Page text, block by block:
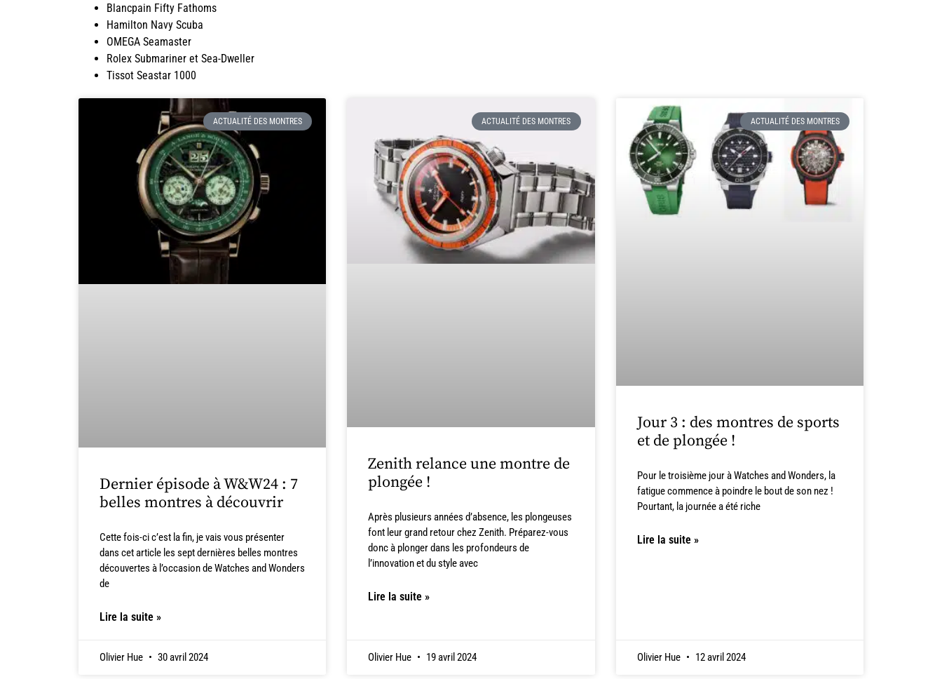
Blancpain Fifty Fathoms
Hamilton Navy Scuba
OMEGA Seamaster
Rolex Submariner et Sea-Dweller
Tissot Seastar 1000
ACTUALITÉ DES MONTRES
Dernier épisode à W&W24 : 7
belles montres à découvrir
Cette fois-ci c’est la fin, je vais vous présenter
dans cet article les sept dernières belles montres
découvertes à l’occasion de Watches and Wonders
de
Lire la suite »
Olivier Hue 30 avril 2024
ACTUALITÉ DES MONTRES
Zenith relance une montre de
plongée !
Après plusieurs années d’absence, les plongeuses
font leur grand retour chez Zenith. Préparez-vous
donc à plonger dans les profondeurs de
l’innovation et du style avec
Lire la suite »
Olivier Hue 19 avril 2024
ACTUALITÉ DES MONTRES
Jour 3 : des montres de sports
et de plongée !
Pour le troisième jour à Watches and Wonders, la
fatigue commence à poindre le bout de son nez !
Pourtant, la journée a été riche
Lire la suite »
Olivier Hue 12 avril 2024